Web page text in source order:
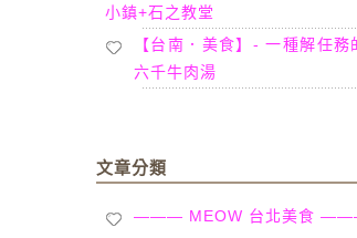
小鎮+石之教堂
【台南．美食】- 一種解任務
六千牛肉湯
文章分類
——— MEOW 台北美食